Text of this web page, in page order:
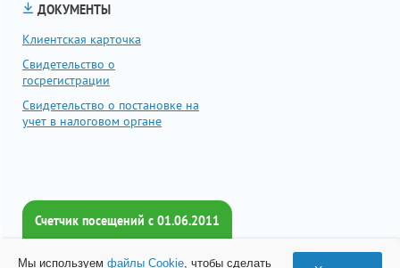
ДОКУМЕНТЫ
Клиентская карточка
Свидетельство о
госрегистрации
Свидетельство о постановке на
учет в налоговом органе
Счетчик посещений c 01.06.2011
Всего посетителей:
Мы используем файлы Cookie, чтобы сделать